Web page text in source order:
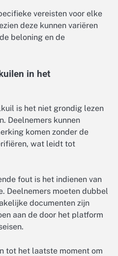
vereisten voor elke
deze kunnen variëren
beloning en de
in het
is het niet grondig lezen
Deelnemers kunnen
komen zonder de
wat leidt tot
fout is het indienen van
Deelnemers moeten dubbel
documenten zijn
aan de door het platform
tot het laatste moment om